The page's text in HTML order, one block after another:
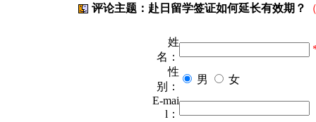
评论主题：赴日留学签证如何延长有效期？
姓
名：
性
别：
男
女
E-mai
l：